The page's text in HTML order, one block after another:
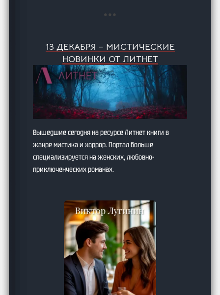
13 ДЕКАБРЯ – МИСТИЧЕСКИЕ
НОВИНКИ ОТ ЛИТНЕТ
Вышедшие сегодня на ресурсе Литнет книги в
жанре мистика и хоррор. Портал больше
специализируется на женских, любовно-
приключенческих романах.